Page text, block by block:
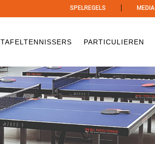
SPELREGELS | MEDIA
TAFELTENNISSERS PARTICULIEREN